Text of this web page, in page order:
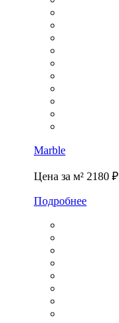
Marble
Цена за м² 2180 ₽
Подробнее